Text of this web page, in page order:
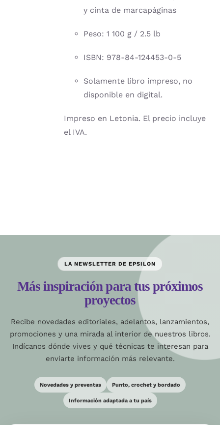
y cinta de marcapáginas
Peso: 1 100 g / 2.5 lb
ISBN: 978-84-124453-0-5
Solamente libro impreso, no
disponible en digital.
Impreso en Letonia. El precio incluye
el IVA.
LA NEWSLETTER DE EPSILON
Más inspiración para tus próximos
proyectos
Recibe novedades editoriales, adelantos, lanzamientos,
promociones y una mirada al interior de nuestros libros.
Indícanos dónde vives y qué técnicas te interesan para
enviarte información más relevante.
Novedades y preventas Punto, crochet y bordado
Información adaptada a tu país